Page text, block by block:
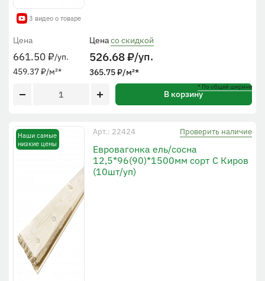
3 видео о товаре
Цена
661.50₽/уп.
459.37₽/м²*
Ценасо скидкой
526.68₽/уп.
365.75₽/м²*
* По общей ширине
В корзину
Наши самые
низкие цены
Арт.: 22424 Проверить наличие
Евровагонка ель/сосна
12,5*96(90)*1500мм сорт С Киров
(10шт/уп)